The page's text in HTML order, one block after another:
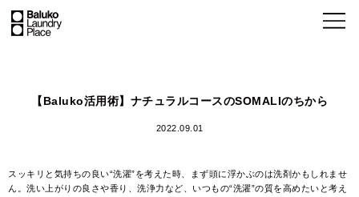
【Baluko活用術】ナチュラルコースのSOMALIのちから
2022.09.01
スッキリと気持ちの良い“洗濯”を考えた時、まず頭に浮かぶのは洗剤かもしれませ
ん。洗い上がりの良さや香り、洗浄力など、いつもの“洗濯”の質を高めたいと考え